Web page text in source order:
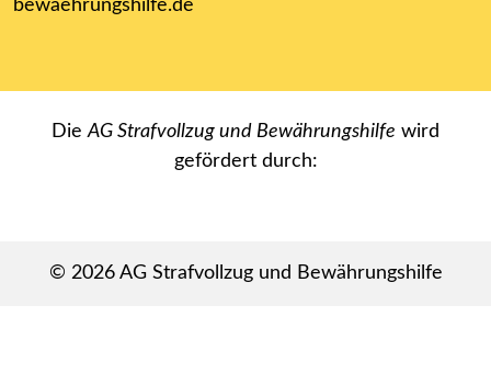
bewaehrungshilfe.de
DieAG Strafvollzug und Bewährungshilfe wird
gefördert durch:
© 2026 AG Strafvollzug und Bewährungshilfe